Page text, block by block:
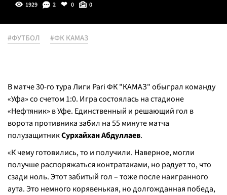
1929 2 0 0
#ФУТБОЛ #ФК КАМАЗ
В матче 30-го тура Лиги Pari ФК "КАМАЗ" обыграл команду
«Уфа» со счетом 1:0. Игра состоялась на стадионе
«Нефтяник» в Уфе. Единственный и решающий гол в
ворота противника забил на 55 минуте матча
полузащитникСурхайхан Абдуллаев.
«К чему готовились, то и получили. Наверное, могли
получше распоряжаться контратаками, но радует то, что
сзади ноль. Этот забитый гол – тоже после наигранного
аута. Это немного корявенькая, но долгожданная победа,